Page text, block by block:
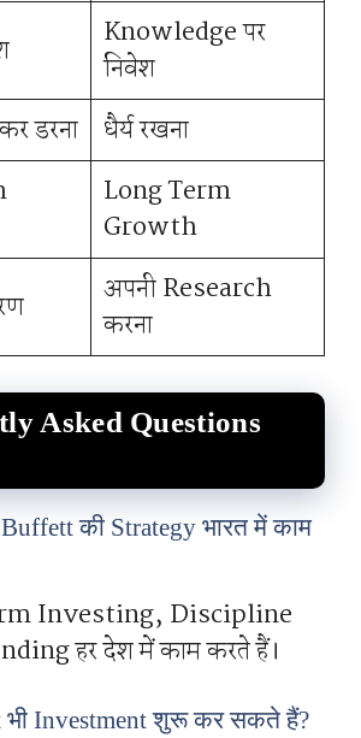
Knowledge पर
निवेश
डरना
धैर्य रखना
Long Term
Growth
अपनी Research
करना
Asked Questions
Buffett की Strategy भारत में काम
Investing, Discipline
हर देश में काम करते हैं।
भी Investment शुरू कर सकते हैं?